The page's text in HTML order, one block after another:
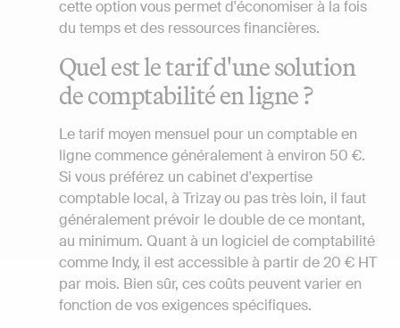
cette option vous permet d'économiser à la fois
du temps et des ressources financières.
Quel est le tarif d'une solution
de comptabilité en ligne ?
Le tarif moyen mensuel pour un comptable en
ligne commence généralement à environ 50 €.
Si vous préférez un cabinet d'expertise
comptable local, à Trizay ou pas très loin, il faut
généralement prévoir le double de ce montant,
au minimum. Quant à un logiciel de comptabilité
comme Indy, il est accessible à partir de 20 € HT
par mois. Bien sûr, ces coûts peuvent varier en
fonction de vos exigences spécifiques.